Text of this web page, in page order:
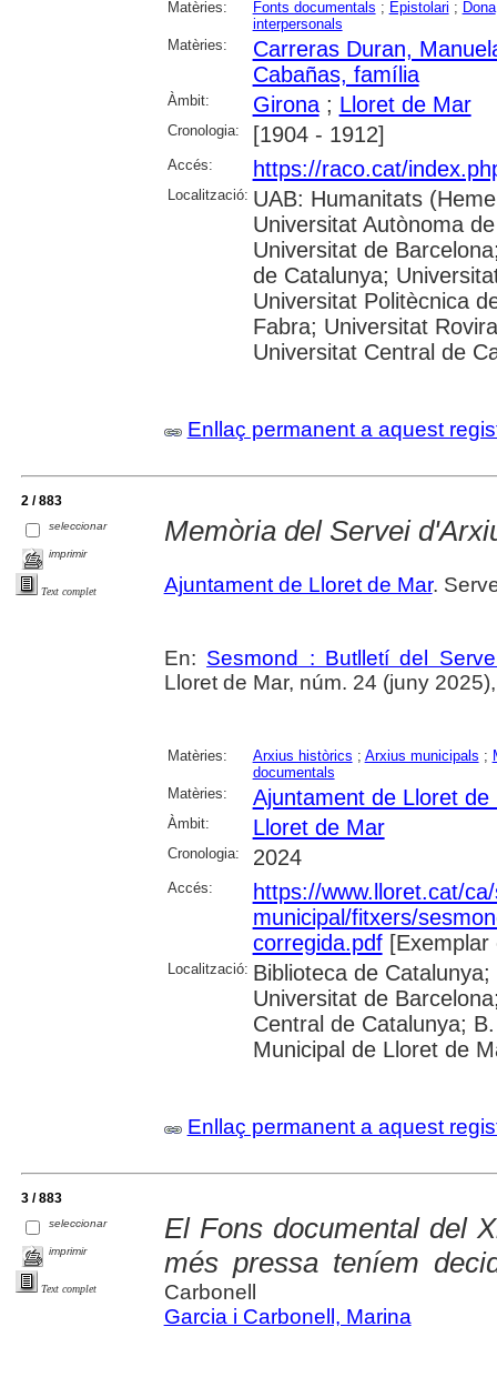
Matèries: Fonts documentals ; Epistolari ; Dona
interpersonals
Matèries:
Carreras Duran,
Cabañas, família
Àmbit: Girona; Lloret de Mar
Cronologia: [1904 - 1912]
Accés: https://raco.cat/
Localització: UAB: Humanitats
Universitat Autònoma
Universitat de
de Catalunya;
Universitat Politècnica
Fabra; Universitat
Universitat Central de
Enllaç permanent a aquest
2 / 883
seleccionar
imprimir
Text complet
Memòria del Servei
Ajuntament de Lloret de Mar.
En: Sesmond : Butlletí del
Lloret de Mar, núm. 24 (juny
Matèries: Arxius històrics ; Arxius municipals ;
documentals
Matèries:
Ajuntament de Lloret de
Àmbit: Lloret de Mar
Cronologia: 2024
Accés:
https://www.lloret.cat/
municipal/fitxers/
corregida.pdf[Exemplar
Localització: Biblioteca de
Universitat de
Central de Catalunya;
Municipal de Lloret de
Enllaç permanent a aquest
3 / 883
seleccionar
imprimir
Text complet
El Fons documental del
més pressa teníem
Carbonell
Garcia i Carbonell, Marina